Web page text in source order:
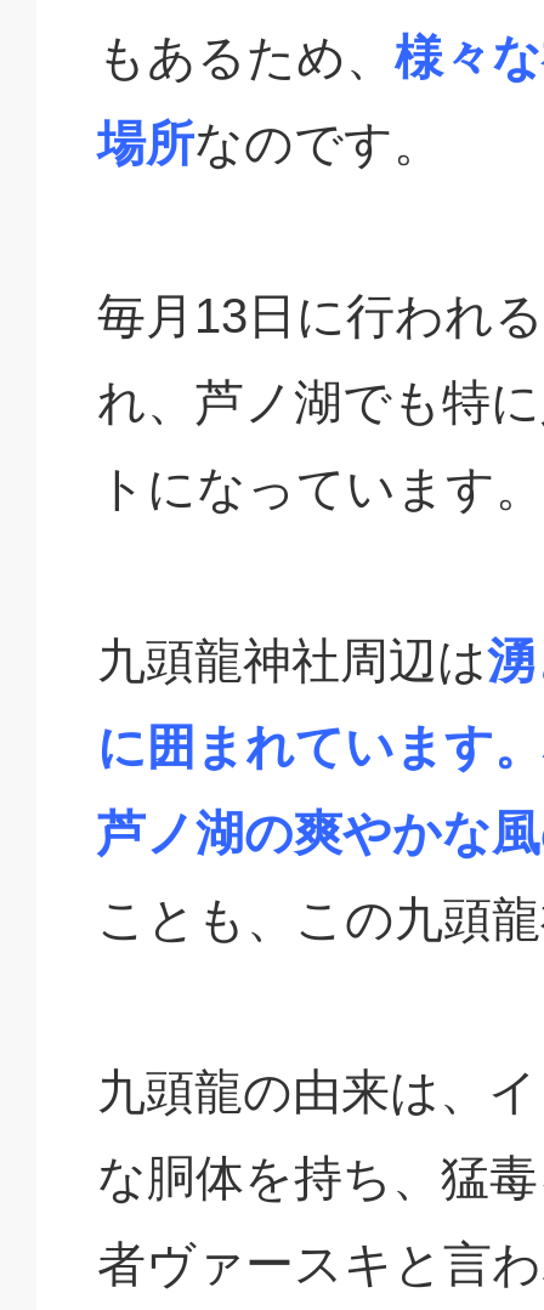
もあるため、様々
場所なのです。
毎月13日に行われ
れ、芦ノ湖でも特
トになっています。
九頭龍神社周辺は
に囲まれています
芦ノ湖の爽やかな
ことも、この九頭
九頭龍の由来は、
な胴体を持ち、猛
者ヴァースキと言